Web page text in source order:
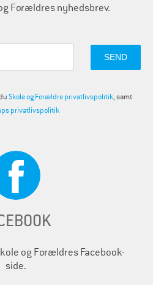
Forældres nyhedsbrev.
Skole og Forældre privatlivspolitik, samt
privatlivspolitik
og Forældres Facebook-
side.